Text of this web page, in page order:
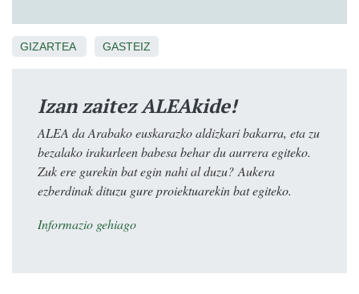
GIZARTEA GASTEIZ
Izan zaitez ALEAkide!
ALEA da Arabako euskarazko aldizkari bakarra, eta zu
bezalako irakurleen babesa behar du aurrera egiteko.
Zuk ere gurekin bat egin nahi al duzu? Aukera
ezberdinak dituzu gure proiektuarekin bat egiteko.
Informazio gehiago